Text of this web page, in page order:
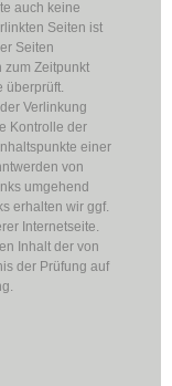
auch keine
Seiten ist
Seiten
zum Zeitpunkt
überprüft.
Verlinkung
Kontrolle der
einer
von
umgehend
erhalten wir ggf.
Internetseite.
Inhalt der von
der Prüfung auf